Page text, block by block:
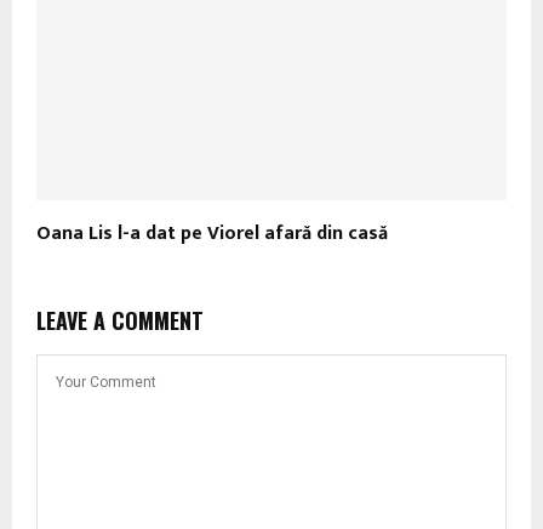
Oana Lis l-a dat pe Viorel afară din casă
LEAVE A COMMENT